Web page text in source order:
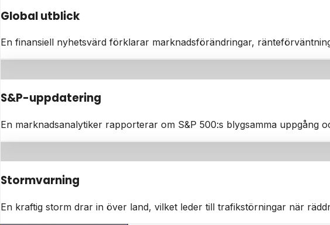
Global utblick
En finansiell nyhetsvärd förklarar marknadsförändringar,
S&P-uppdatering
En marknadsanalytiker rapporterar om S&P 500:s blygsamma uppgång
Stormvarning
En kraftig storm drar in över land, vilket leder till trafikstörningar när